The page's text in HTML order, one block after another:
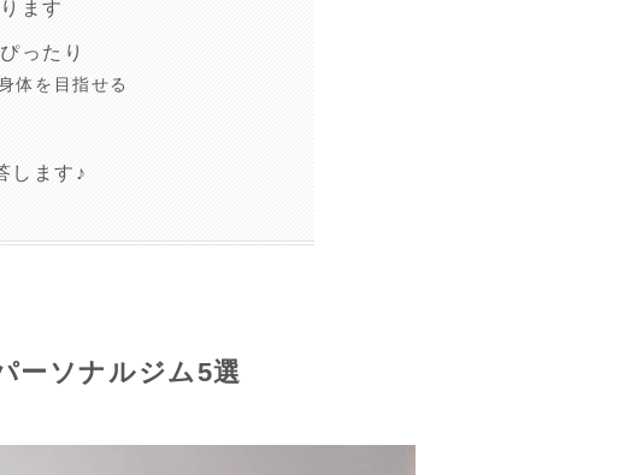
ます
ったり
体を目指せる
します♪
ーソナルジム5選